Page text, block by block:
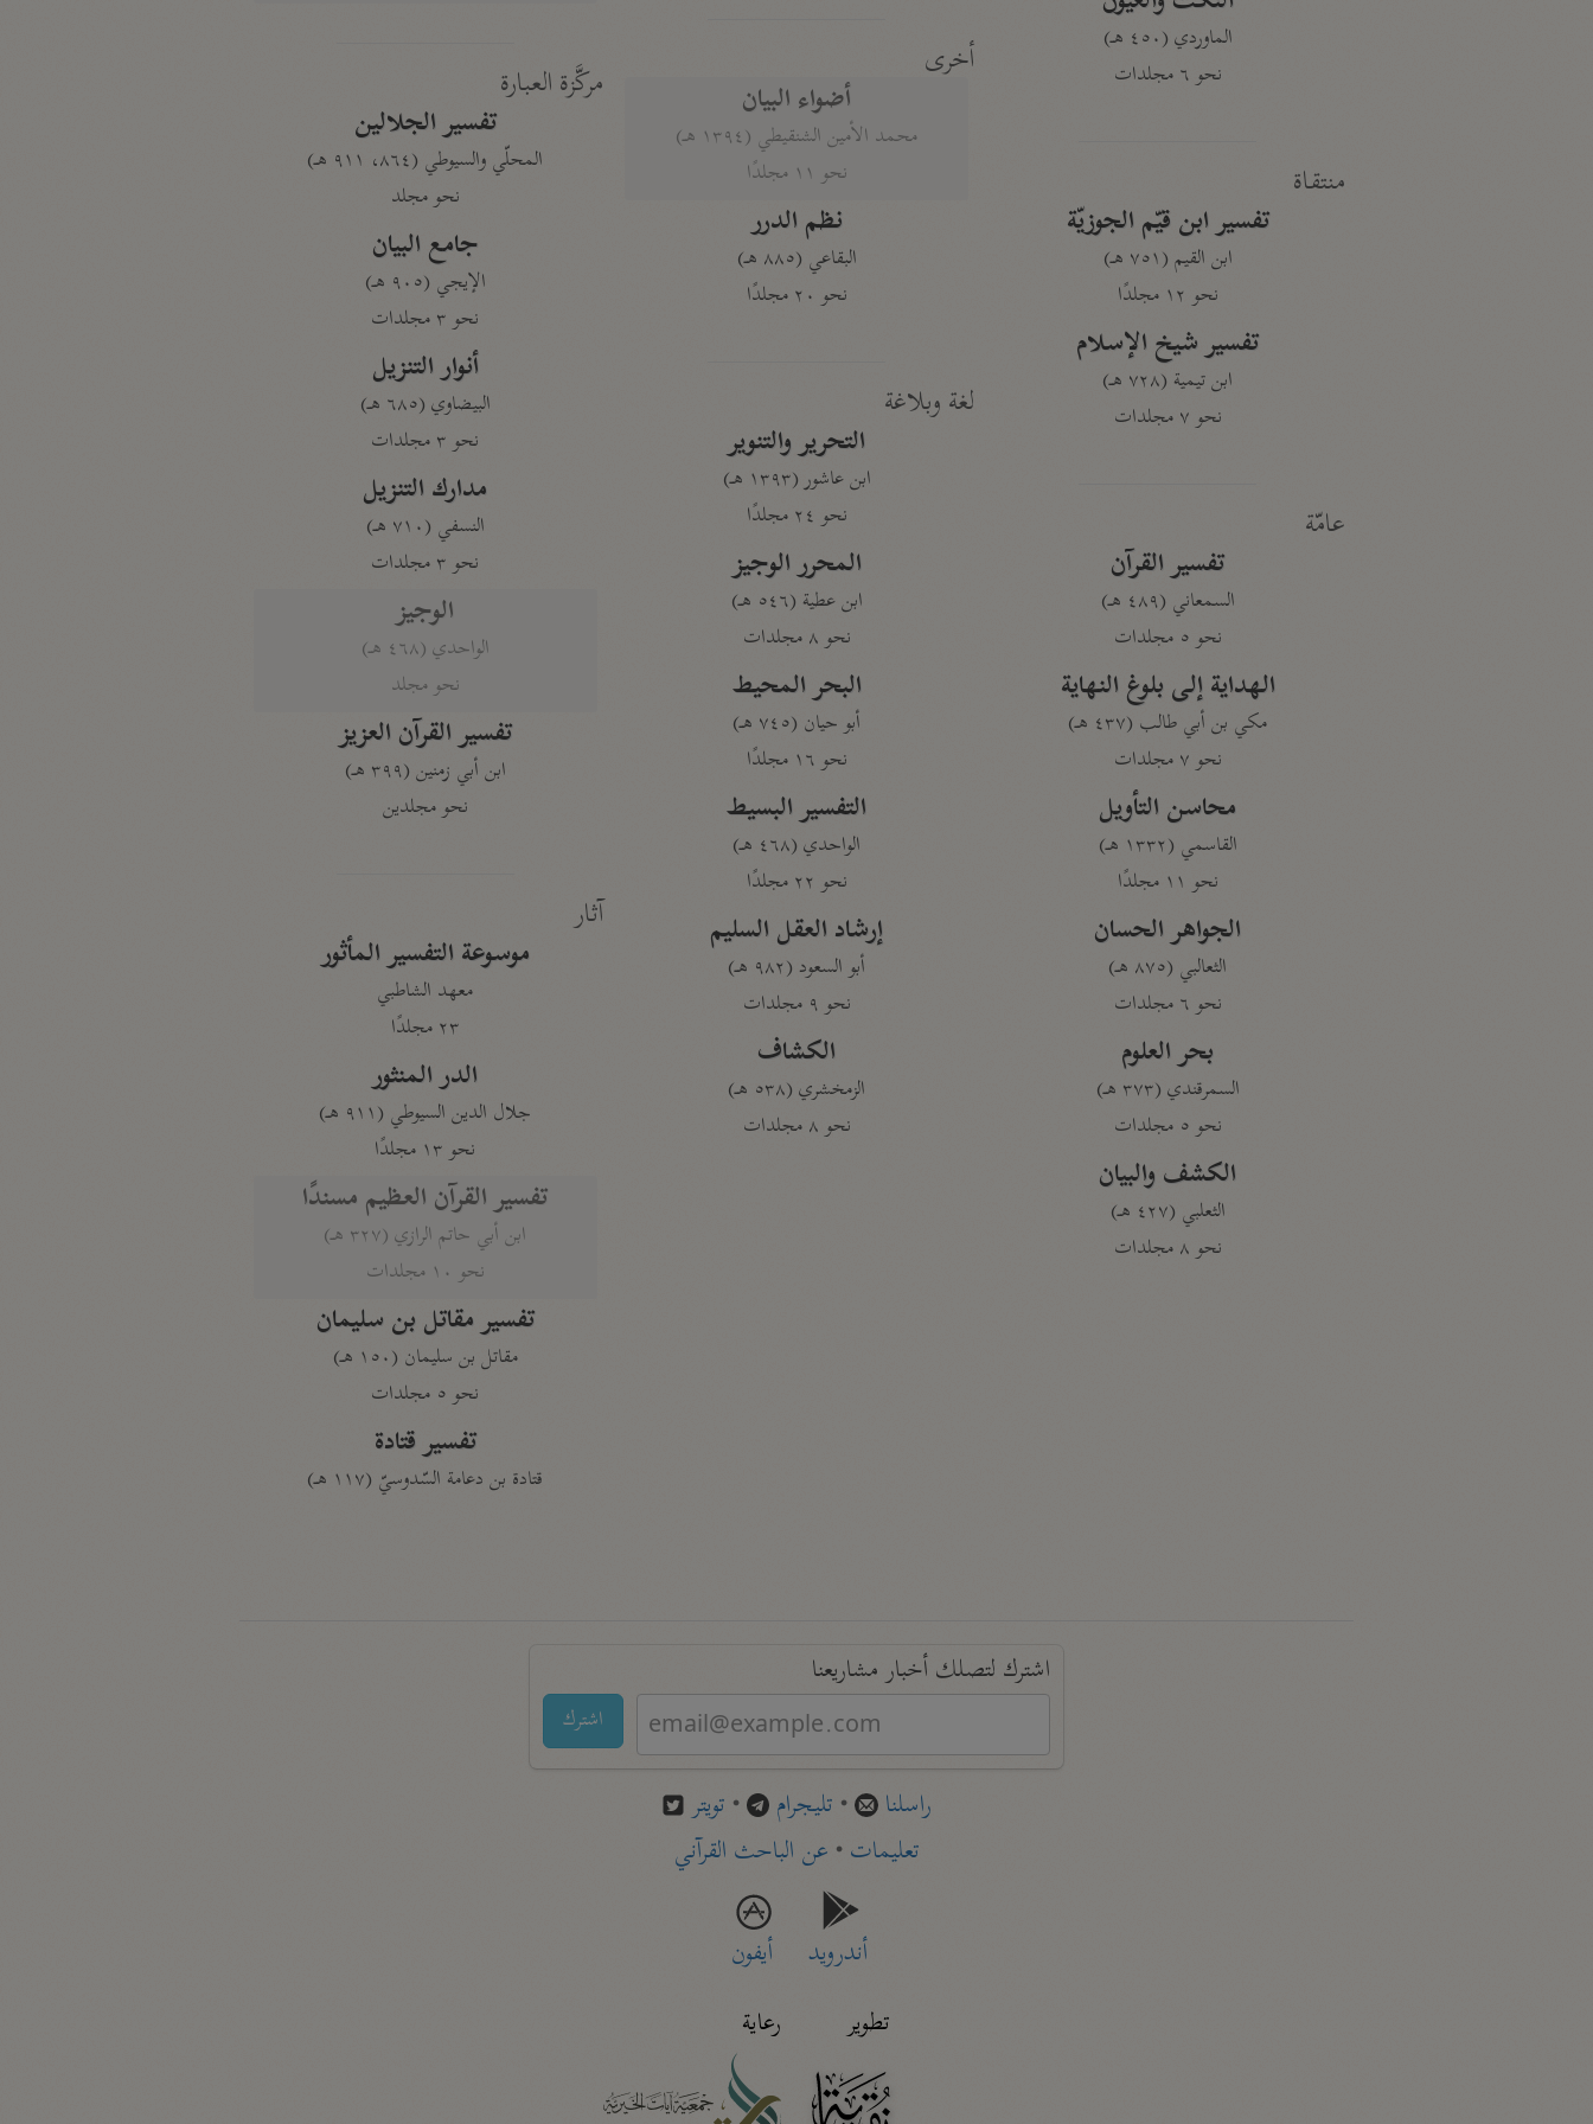
الماوردي (٤٥٠ هـ)
نحو ٦ مجلدات
منتقاة
تفسير ابن قيّم الجوزيّة
ابن القيم (٧٥١ هـ)
نحو ١٢ مجلدًا
تفسير شيخ الإسلام
ابن تيمية (٧٢٨ هـ)
نحو ٧ مجلدات
عامّة
تفسير القرآن
السمعاني (٤٨٩ هـ)
نحو ٥ مجلدات
الهداية إلى بلوغ النهاية
مكي بن أبي طالب (٤٣٧ هـ)
نحو ٧ مجلدات
محاسن التأويل
القاسمي (١٣٣٢ هـ)
نحو ١١ مجلدًا
الجواهر الحسان
الثعالبي (٨٧٥ هـ)
نحو ٦ مجلدات
بحر العلوم
السمرقندي (٣٧٣ هـ)
نحو ٥ مجلدات
الكشف والبيان
الثعلبي (٤٢٧ هـ)
نحو ٨ مجلدات
أخرى
أضواء البيان
محمد الأمين الشنقيطي (١٣٩٤ هـ)
نحو ١١ مجلدًا
نظم الدرر
البقاعي (٨٨٥ هـ)
نحو ٢٠ مجلدًا
لغة وبلاغة
التحرير والتنوير
ابن عاشور (١٣٩٣ هـ)
نحو ٢٤ مجلدًا
المحرر الوجيز
ابن عطية (٥٤٦ هـ)
نحو ٨ مجلدات
البحر المحيط
أبو حيان (٧٤٥ هـ)
نحو ١٦ مجلدًا
التفسير البسيط
الواحدي (٤٦٨ هـ)
نحو ٢٢ مجلدًا
إرشاد العقل السليم
أبو السعود (٩٨٢ هـ)
نحو ٩ مجلدات
الكشاف
الزمخشري (٥٣٨ هـ)
نحو ٨ مجلدات
مركَّزة العبارة
تفسير الجلالين
المحلّي والسيوطي (٨٦٤، ٩١١ هـ)
نحو مجلد
جامع البيان
الإيجي (٩٠٥ هـ)
نحو ٣ مجلدات
أنوار التنزيل
البيضاوي (٦٨٥ هـ)
نحو ٣ مجلدات
مدارك التنزيل
النسفي (٧١٠ هـ)
نحو ٣ مجلدات
الوجيز
الواحدي (٤٦٨ هـ)
نحو مجلد
تفسير القرآن العزيز
ابن أبي زمنين (٣٩٩ هـ)
نحو مجلدين
آثار
موسوعة التفسير المأثور
معهد الشاطبي
٢٣ مجلدًا
الدر المنثور
جلال الدين السيوطي (٩١١ هـ)
نحو ١٣ مجلدًا
تفسير القرآن العظيم مسندًا
ابن أبي حاتم الرازي (٣٢٧ هـ)
نحو ١٠ مجلدات
تفسير مقاتل بن سليمان
مقاتل بن سليمان (١٥٠ هـ)
نحو ٥ مجلدات
تفسير قتادة
قتادة بن دعامة السّدوسيّ (١١٧ هـ)
اشترك لتصلك أخبار مشاريعنا
اشترك
راسلنا • تليجرام • تويتر
تعليمات• عن الباحث القرآني
أندرويد
أيفون
تطوير
رعاية